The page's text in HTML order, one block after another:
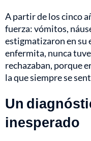
A partir de los cinco
fuerza: vómitos,
estigmatizaron en su
enfermita, nunca
rechazaban, porque
la que siempre se
Un
inesperado